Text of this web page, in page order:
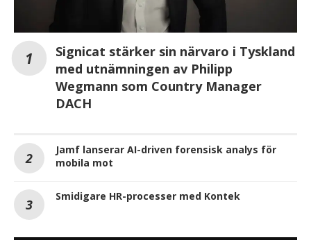
Signicat stärker sin närvaro i Tyskland
med utnämningen av Philipp
Wegmann som Country Manager
DACH
Jamf lanserar AI-driven forensisk analys för
mobila mot
Smidigare HR-processer med Kontek